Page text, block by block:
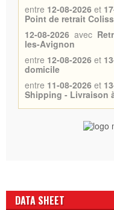
entre 12-08-2026 et
Point de retrait
12-08-2026 avec
les-Avignon
entre 12-08-2026 et
domicile
entre 11-08-2026 et
Shipping - Livraison
DATA SHEET